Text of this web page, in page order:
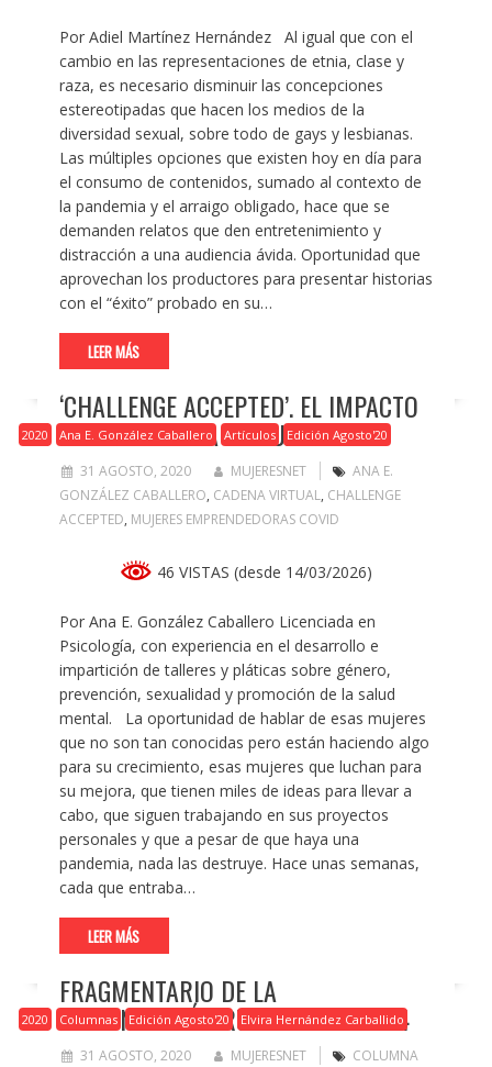
Por Adiel Martínez Hernández Al igual que con el
cambio en las representaciones de etnia, clase y
raza, es necesario disminuir las concepciones
estereotipadas que hacen los medios de la
diversidad sexual, sobre todo de gays y lesbianas.
Las múltiples opciones que existen hoy en día para
el consumo de contenidos, sumado al contexto de
la pandemia y el arraigo obligado, hace que se
demanden relatos que den entretenimiento y
distracción a una audiencia ávida. Oportunidad que
aprovechan los productores para presentar historias
con el “éxito” probado en su…
LEER MÁS
2020 Ana E. González Caballero Artículos Edición Agosto'20
‘CHALLENGE ACCEPTED’. EL IMPACTO
DE UNA CADENA VIRTUAL
31 AGOSTO, 2020 MUJERESNET
ANA E.
GONZÁLEZ CABALLERO, CADENA VIRTUAL, CHALLENGE
ACCEPTED, MUJERES EMPRENDEDORAS COVID
46 VISTAS (desde 14/03/2026)
Por Ana E. González Caballero Licenciada en
Psicología, con experiencia en el desarrollo e
impartición de talleres y pláticas sobre género,
prevención, sexualidad y promoción de la salud
mental. La oportunidad de hablar de esas mujeres
que no son tan conocidas pero están haciendo algo
para su crecimiento, esas mujeres que luchan para
su mejora, que tienen miles de ideas para llevar a
cabo, que siguen trabajando en sus proyectos
personales y que a pesar de que haya una
pandemia, nada las destruye. Hace unas semanas,
cada que entraba…
LEER MÁS
2020 Columnas Edición Agosto'20 Elvira Hernández Carballido
FRAGMENTARIO DE LA
COMUNICACIÓN RUPESTRE TOMO 4
31 AGOSTO, 2020 MUJERESNET
COLUMNA